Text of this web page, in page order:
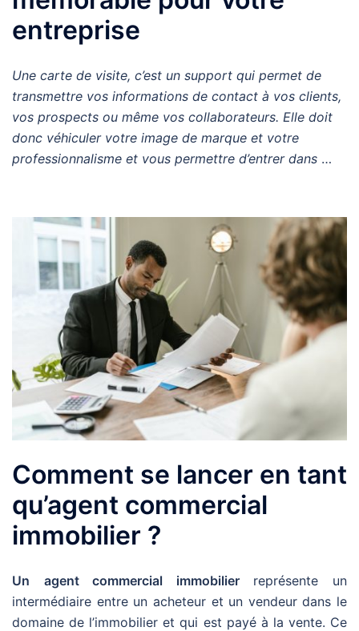
entreprise
Une carte de visite, c’est un support qui permet de
transmettre vos informations de contact à vos clients,
vos prospects ou même vos collaborateurs. Elle doit
donc véhiculer votre image de marque et votre
professionnalisme et vous permettre d’entrer dans …
Comment se lancer en tant
qu’agent commercial
immobilier ?
Un agent commercial immobilierreprésente un
intermédiaire entre un acheteur et un vendeur dans le
domaine de l’immobilier et qui est payé à la vente. Ce